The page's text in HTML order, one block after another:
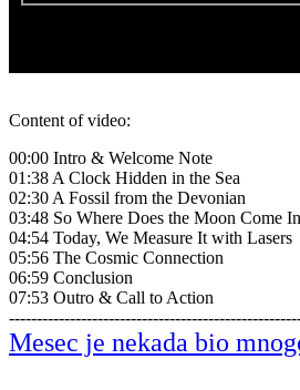
Content of video:
00:00 Intro & Welcome Note
01:38 A Clock Hidden in the Sea
02:30 A Fossil from the Devonian
03:48 So Where Does the Moon Come In
04:54 Today, We Measure It with Lasers
05:56 The Cosmic Connection
06:59 Conclusion
07:53 Outro & Call to Action
Mesec je nekada bio